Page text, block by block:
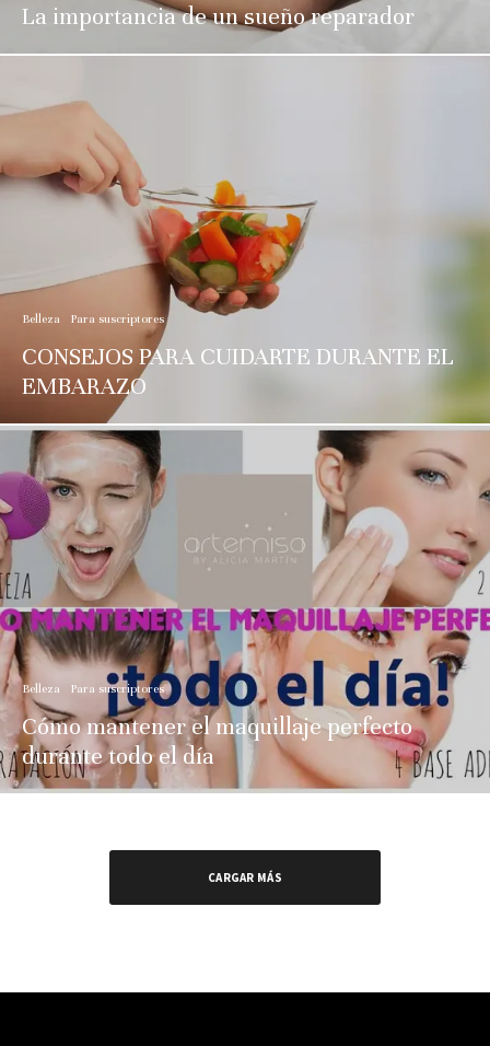
La importancia de un sueño reparador
Belleza Para suscriptores
CONSEJOS PARA CUIDARTE DURANTE EL
EMBARAZO
Belleza Para suscriptores
Cómo mantener el maquillaje perfecto
durante todo el día
CARGAR MÁS